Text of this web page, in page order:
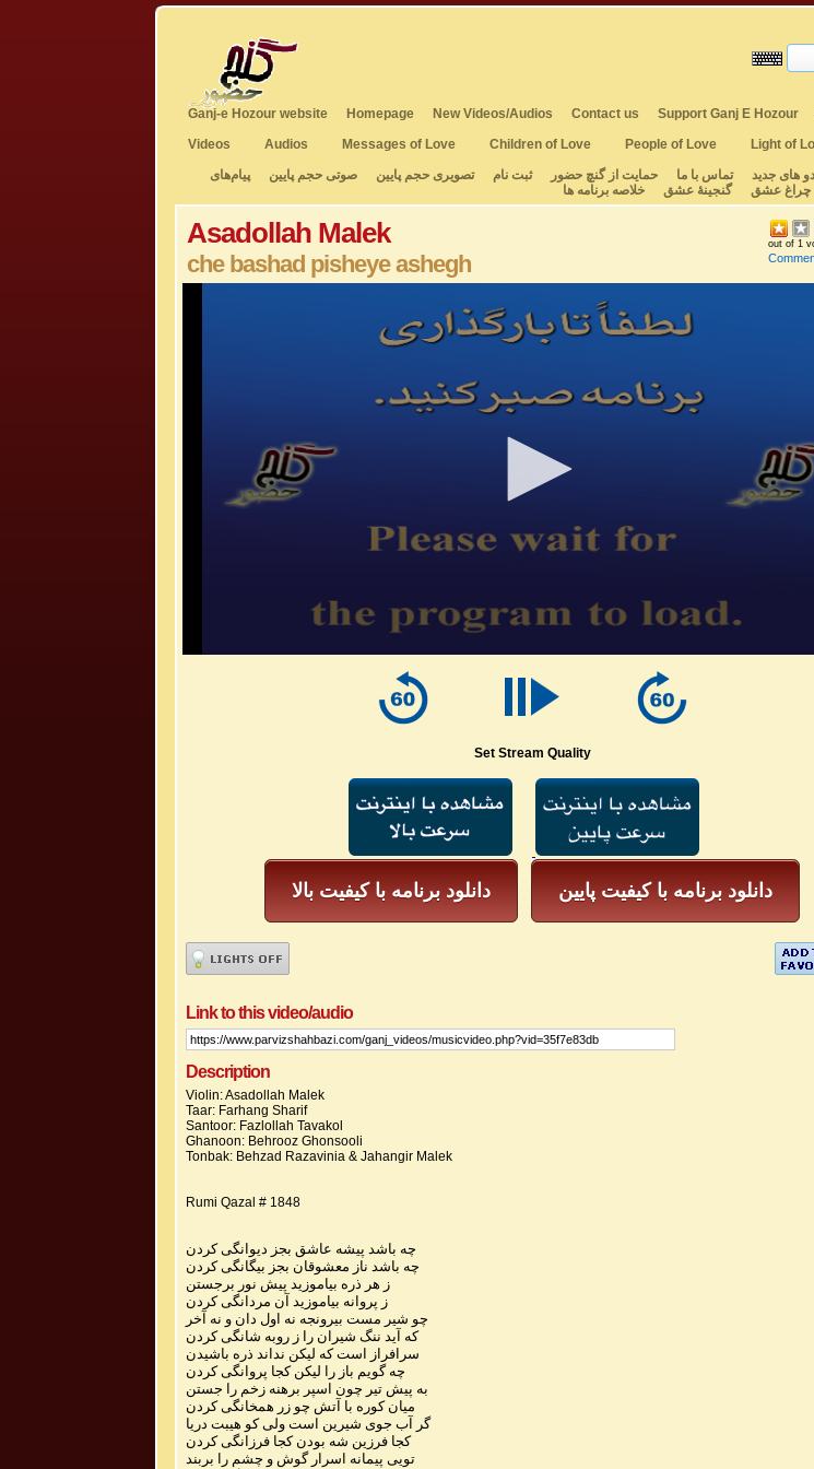
Ganj-e Hozour website Homepage New Videos/Audios Contact us Support Ganj E Hozour
Videos
Audios Messages of Love Children of Love People of Love Light of
های جدید تماس با ما حمایت از گنچ حضور ثبت نام تصویری حجم پایین صوتی حجم پایین
پیام‌های
چراغ عشق گنجینهٔ عشق خلاصه برنامه ها
Asadollah Malek
che bashad pisheye ashegh
out of 1
Set Stream Quality
دانلود برنامه با کیفیت بالا دانلود برنامه با کیفیت پایین
Link to this video/audio
Description
Violin: Asadollah Malek
Taar: Farhang Sharif
Santoor: Fazlollah Tavakol
Ghanoon: Behrooz Ghonsooli
Tonbak: Behzad Razavinia & Jahangir Malek
Rumi Qazal # 1848
چه باشد پیشه عاشق بجز دیوانگی کردن
چه باشد ناز معشوقان بجز بیگانگی کردن
ز هر ذره بیاموزید پیش نور برجستن
ز پروانه بیاموزید آن مردانگی کردن
چو شیر مست بیرونجه نه اول دان و نه آخر
که آید ننگ شیران را ز روبه شانگی کردن
سرافراز است که لیکن نداند ذره باشیدن
چه گویم باز را لیکن کجا پروانگی کردن
به پیش تیر چون اسپر برهنه زخم را جستن
میان کوره با آتش چو زر همخانگی کردن
گر آب جوی شیرین است ولی کو هیبت دریا
کجا فرزین شه بودن کجا فرزانگی کردن
تویی پیمانه اسرار گوش و چشم را بربند